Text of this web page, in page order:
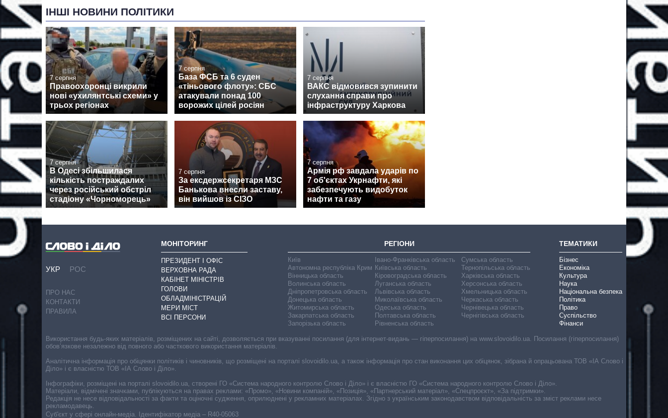
ІНШІ НОВИНИ ПОЛІТИКИ
7 серпня
Правоохоронці викрили
нові «ухилянтські схеми» у
трьох регіонах
7 серпня
База ФСБ та 6 суден
«тіньового флоту»: СБС
атакували понад 100
ворожих цілей росіян
7 серпня
ВАКС відмовився зупинити
слухання справи про
інфраструктуру Харкова
7 серпня
В Одесі збільшилася
кількість постраждалих
через російський обстріл
стадіону «Чорноморець»
7 серпня
За ексдержсекретаря МЗС
Банькова внесли заставу,
він вийшов із СІЗО
7 серпня
Армія рф завдала ударів по
7 об'єктах Укрнафти, які
забезпечують видобуток
нафти та газу
УКР РОС
ПРО НАС
КОНТАКТИ
ПРАВИЛА
МОНІТОРИНГ
ПРЕЗИДЕНТ І ОФІС
ВЕРХОВНА РАДА
КАБІНЕТ МІНІСТРІВ
ГОЛОВИ
ОБЛАДМІНІСТРАЦІЙ
МЕРИ МІСТ
ВСІ ПЕРСОНИ
РЕГІОНИ
Київ
Автономна республіка Крим
Вінницька область
Волинська область
Дніпропетровська область
Донецька область
Житомирська область
Закарпатська область
Запорізька область
Івано-Франківська область
Київська область
Кіровоградська область
Луганська область
Львівська область
Миколаївська область
Одеська область
Полтавська область
Рівненська область
Сумська область
Тернопільська область
Харківська область
Херсонська область
Хмельницька область
Черкаська область
Чернівецька область
Чернігівська область
ТЕМАТИКИ
Бізнес
Економіка
Культура
Наука
Національна безпека
Політика
Право
Суспільство
Фінанси
Cуб'єкт у сфері онлайн-медіа. Ідентифікатор медіа – R40-05063
Використання будь-яких матеріалів, розміщених на сайті, дозволяється при вказуванні посилання (для інтернет-видань — гіперпосилання) на www.slovoidilo.ua. Посилання (гіперпосилання)
обов’язкове незалежно від повного або часткового використання матеріалів.
Аналітична інформація про обіцянки політиків і чиновників, що розміщені на порталі slovoidilo.ua, а також інформація про стан виконання цих обіцянок, зібрана й опрацьована ТОВ «ІА Слово і
Діло» і є власністю ТОВ «ІА Слово і Діло».
Інфографіки, розміщені на порталі slovoidilo.ua, створені ГО «Система народного контролю Слово і Діло» і є власністю ГО «Система народного контролю Слово і Діло».
Матеріали, відмічені значками, публікуються на правах реклами: «Промо», «Новини компаній», «Позиція», «Партнерський матеріал», «Спецпроєкт», «За підтримки».
Редакція не несе відповідальності за факти та оціночні судження, оприлюднені у рекламних матеріалах. Згідно з українським законодавством відповідальність за зміст реклами несе
рекламодавець.